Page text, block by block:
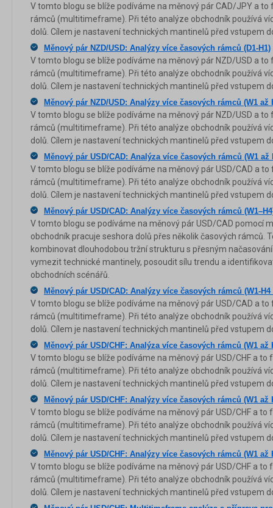
V tomto blogu se blíže podíváme na měnový pár CAD/JPY a
rámců (multitimeframe). Při této analýze obchodník používá
dolů. Cílem je nastavení technických mantinelů před vstupem
Měnový pár NZD/USD: Analýzy více časových rámců (D1-H1)
V tomto blogu se blíže podíváme na měnový pár NZD/USD a
rámců (multitimeframe). Při této analýze obchodník používá
dolů. Cílem je nastavení technických mantinelů před vstupem
Měnový pár NZD/USD: Analýzy více časových rámců (W1 až
V tomto blogu se blíže podíváme na měnový pár NZD/USD a
rámců (multitimeframe). Při této analýze obchodník používá
dolů. Cílem je nastavení technických mantinelů před vstupem
Měnový pár USD/CAD: Analýza více časových rámců (W1 až
V tomto blogu se blíže podíváme na měnový pár USD/CAD a
rámců (multitimeframe). Při této analýze obchodník používá
dolů. Cílem je nastavení technických mantinelů před vstupem
Měnový pár USD/CAD: Analýzy více časových rámců
V tomto blogu se podíváme na měnový pár USD/CAD pomocí
obchodník pracuje seshora dolů přes několik časových rámců.
kombinovat dlouhodobou tržní strukturu s přesným
vymezit technické mantinely, posoudit sílu trendu a
obchodních scénářů.
Měnový pár USD/CAD: Analýzy více časových rámců (W1-H4
V tomto blogu se blíže podíváme na měnový pár USD/CAD a
rámců (multitimeframe). Při této analýze obchodník používá
dolů. Cílem je nastavení technických mantinelů před vstupem
Měnový pár USD/CHF: Analýza více časových rámců (W1 až
V tomto blogu se blíže podíváme na měnový pár USD/CHF a
rámců (multitimeframe). Při této analýze obchodník používá
dolů. Cílem je nastavení technických mantinelů před vstupem
Měnový pár USD/CHF: Analýzy více časových rámců (W1 až
V tomto blogu se blíže podíváme na měnový pár USD/CHF a
rámců (multitimeframe). Při této analýze obchodník používá
dolů. Cílem je nastavení technických mantinelů před vstupem
Měnový pár USD/CHF: Analýzy více časových rámců (W1 až
V tomto blogu se blíže podíváme na měnový pár USD/CHF a
rámců (multitimeframe). Při této analýze obchodník používá
dolů. Cílem je nastavení technických mantinelů před vstupem